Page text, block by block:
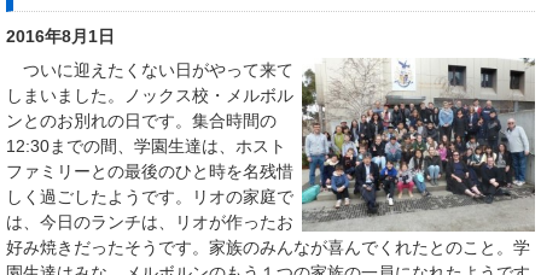
2016年8月1日
ついに迎えたくない日がやって来て
しまいました。ノックス校・メルボル
ンとのお別れの日です。集合時間の
12:30までの間、学園生達は、ホスト
ファミリーとの最後のひと時を名残惜
しく過ごしたようです。リオの家庭で
は、今日のランチは、リオが作ったお
好み焼きだったそうです。家族のみんなが喜んでくれたとのこと。学